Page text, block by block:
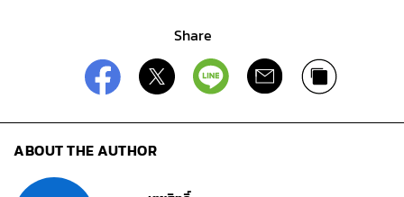
Share
ABOUT THE AUTHOR